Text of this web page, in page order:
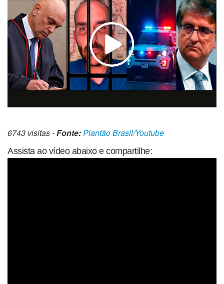
6743 visitas -Fonte:Plantão Brasil/Youtube
Assista ao vídeo abaixo e compartilhe: